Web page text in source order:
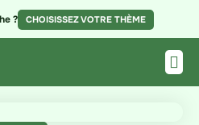
? CHOISISSEZ VOTRE THÈME